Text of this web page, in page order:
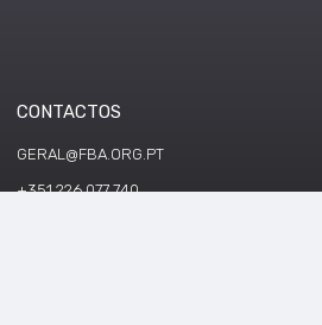
CONTACTOS
GERAL@FBA.ORG.PT
+351 226 077 740